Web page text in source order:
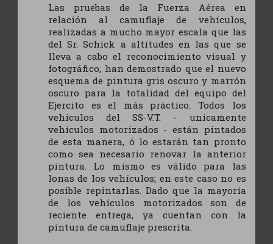
Las pruebas de la Fuerza Aérea en
relación al camuflaje de vehículos,
realizadas a mucho mayor escala que las
del Sr. Schick a altitudes en las que se
lleva a cabo el reconocimiento visual y
fotográfico, han demostrado que el nuevo
esquema de pintura gris oscuro y marrón
oscuro para la totalidad del equipo del
Ejercito es el más práctico. Todos los
vehículos del SS-V.T. - unicamente
vehículos motorizados - están pintados
de esta manera, ó lo estarán tan pronto
como sea necesario renovar la anterior
pintura. Lo mismo es válido para las
lonas de los vehículos; en este caso no es
posible repintarlas. Dado que la mayoría
de los vehículos motorizados son de
reciente entrega, ya cuentan con la
pintura de camuflaje prescrita.